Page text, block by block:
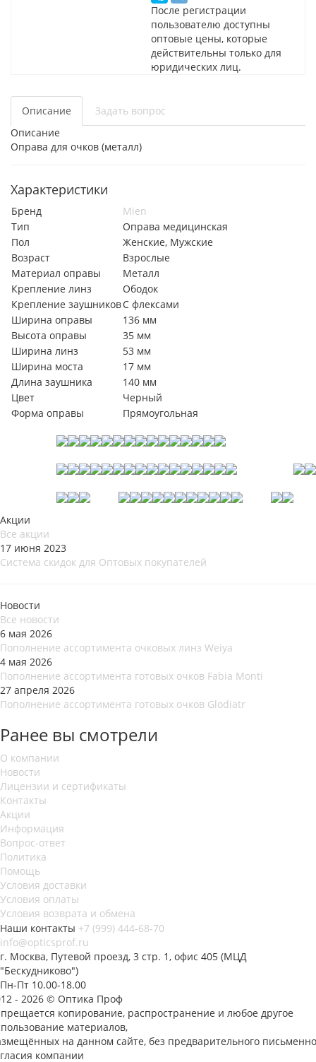
После регистрации
пользователю доступны
оптовые цены, которые
действительны только для
юридических лиц.
Описание
Задать вопрос
Описание
Оправа для очков (металл)
Характеристики
Бренд
Mien
Тип
Оправа медицинская
Пол
Женские, Мужские
Возраст
Взрослые
Материал оправы
Металл
Крепление линз
Ободок
Крепление заушниковС флексами
Ширина оправы
136 мм
Высота оправы
35 мм
Ширина линз
53 мм
Ширина моста
17 мм
Длина заушника
140 мм
Цвет
Черный
Форма оправы
Прямоугольная
Акции
Все акции
17 июня 2023
Система скидок для Оптовых покупателей
Новости
Все новости
6 мая 2026
Пополнение ассортимента очковых линз Weiya
4 мая 2026
Пополнение ассортимента готовых очков Fabia Monti
27 апреля 2026
Пополнение ассортимента готовых очков Glodiatr
Ранее вы смотрели
О компании
Новости
Лицензии и сертификаты
Контакты
Акции
Информация
Вопрос-ответ
Политика
Помощь
Условия доставки
Условия оплаты
Условия возврата и обмена
Наши контакты +7 (999) 444-68-70
info@opticsprof.ru
г. Москва, Путевой проезд, 3 стр. 1, офис 405 (МЦД
"Бескудниково")
Пн-Пт 10.00-18.00
- 2026 © Оптика Проф
копирование, распространение и любое другое
материалов,
на данном сайте, без предварительного
компании